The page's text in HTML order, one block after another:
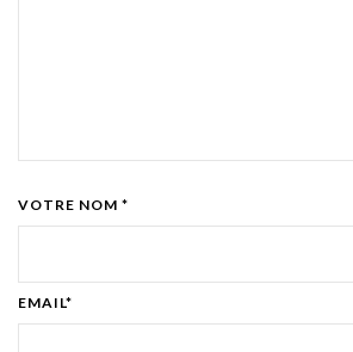
VOTRE NOM *
EMAIL*